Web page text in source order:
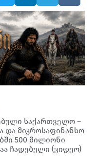
საქართველო –
და მიკროსაფინანსო
500 მილიონი
ჩადებული (ვიდეო)